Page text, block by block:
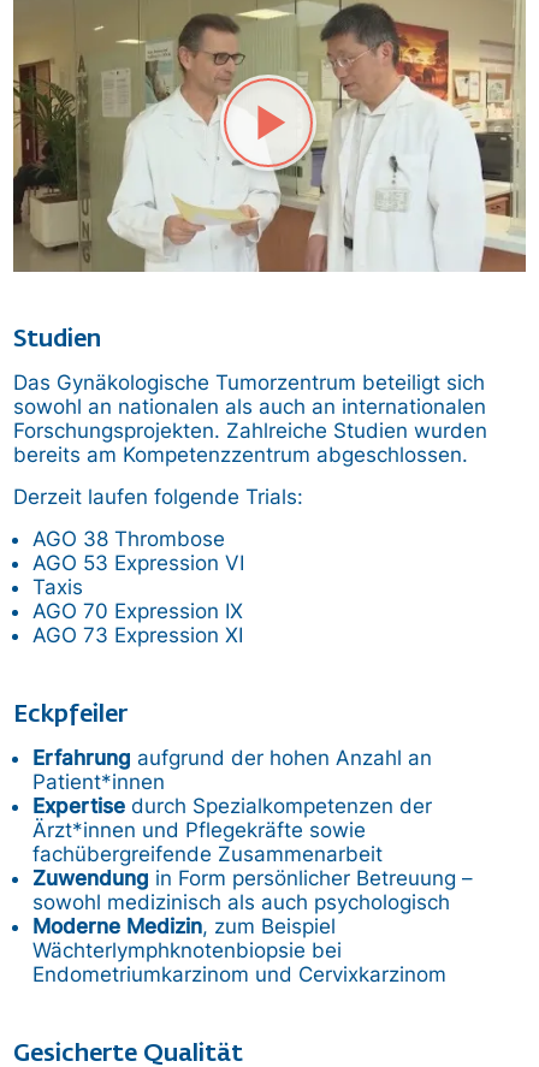
Studien
Das Gynäkologische Tumorzentrum beteiligt sich
sowohl an nationalen als auch an internationalen
Forschungsprojekten. Zahlreiche Studien wurden
bereits am Kompetenzzentrum abgeschlossen.
Derzeit laufen folgende Trials:
AGO 38 Thrombose
AGO 53 Expression VI
Taxis
AGO 70 Expression IX
AGO 73 Expression XI
Eckpfeiler
Erfahrung aufgrund der hohen Anzahl an
Patient*innen
Expertisedurch Spezialkompetenzen der
Ärzt*innen und Pflegekräfte sowie
fachübergreifende Zusammenarbeit
Zuwendung in Form persönlicher Betreuung –
sowohl medizinisch als auch psychologisch
Moderne Medizin, zum Beispiel
Wächterlymphknotenbiopsie bei
Endometriumkarzinom und Cervixkarzinom
Gesicherte Qualität